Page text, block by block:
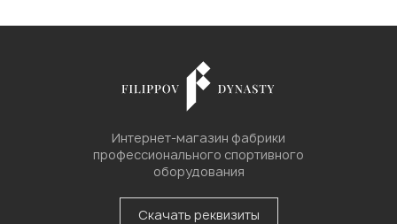
Интернет-магазин фабрики
профессионального спортивного
оборудования
Скачать реквизиты